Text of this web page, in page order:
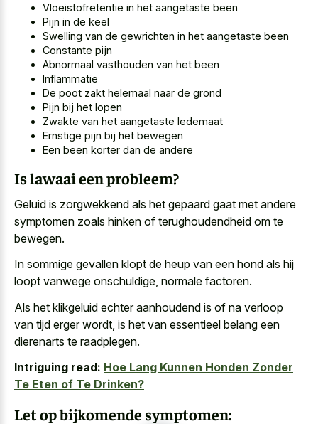
Vloeistofretentie in het aangetaste been
Pijn in de keel
Swelling van de gewrichten in het aangetaste been
Constante pijn
Abnormaal vasthouden van het been
Inflammatie
De poot zakt helemaal naar de grond
Pijn bij het lopen
Zwakte van het aangetaste ledemaat
Ernstige pijn bij het bewegen
Een been korter dan de andere
Is lawaai een probleem?
Geluid is zorgwekkend als het gepaard gaat met andere
symptomen zoals hinken of terughoudendheid om te
bewegen.
In sommige gevallen klopt de heup van een hond als hij
loopt vanwege onschuldige, normale factoren.
Als het klikgeluid echter aanhoudend is of na verloop
van tijd erger wordt, is het van essentieel belang een
dierenarts te raadplegen.
Intriguing read: Hoe Lang Kunnen Honden Zonder
Te Eten of Te Drinken?
Let op bijkomende symptomen: